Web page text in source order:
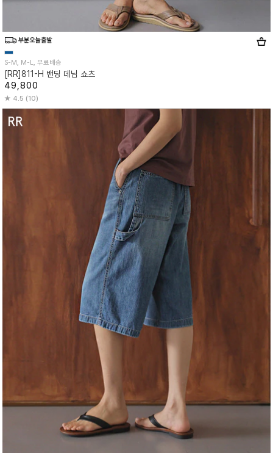
S-M, M-L, 무료배송
[RR]811-H 밴딩 데님 쇼츠
49,800
4.5 (10)